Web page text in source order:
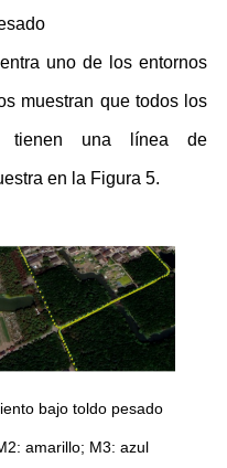
uno de los entornos
muestran que todos los
tienen una línea de
en la Figura 5.
bajo toldo pesado
amarillo; M3: azul